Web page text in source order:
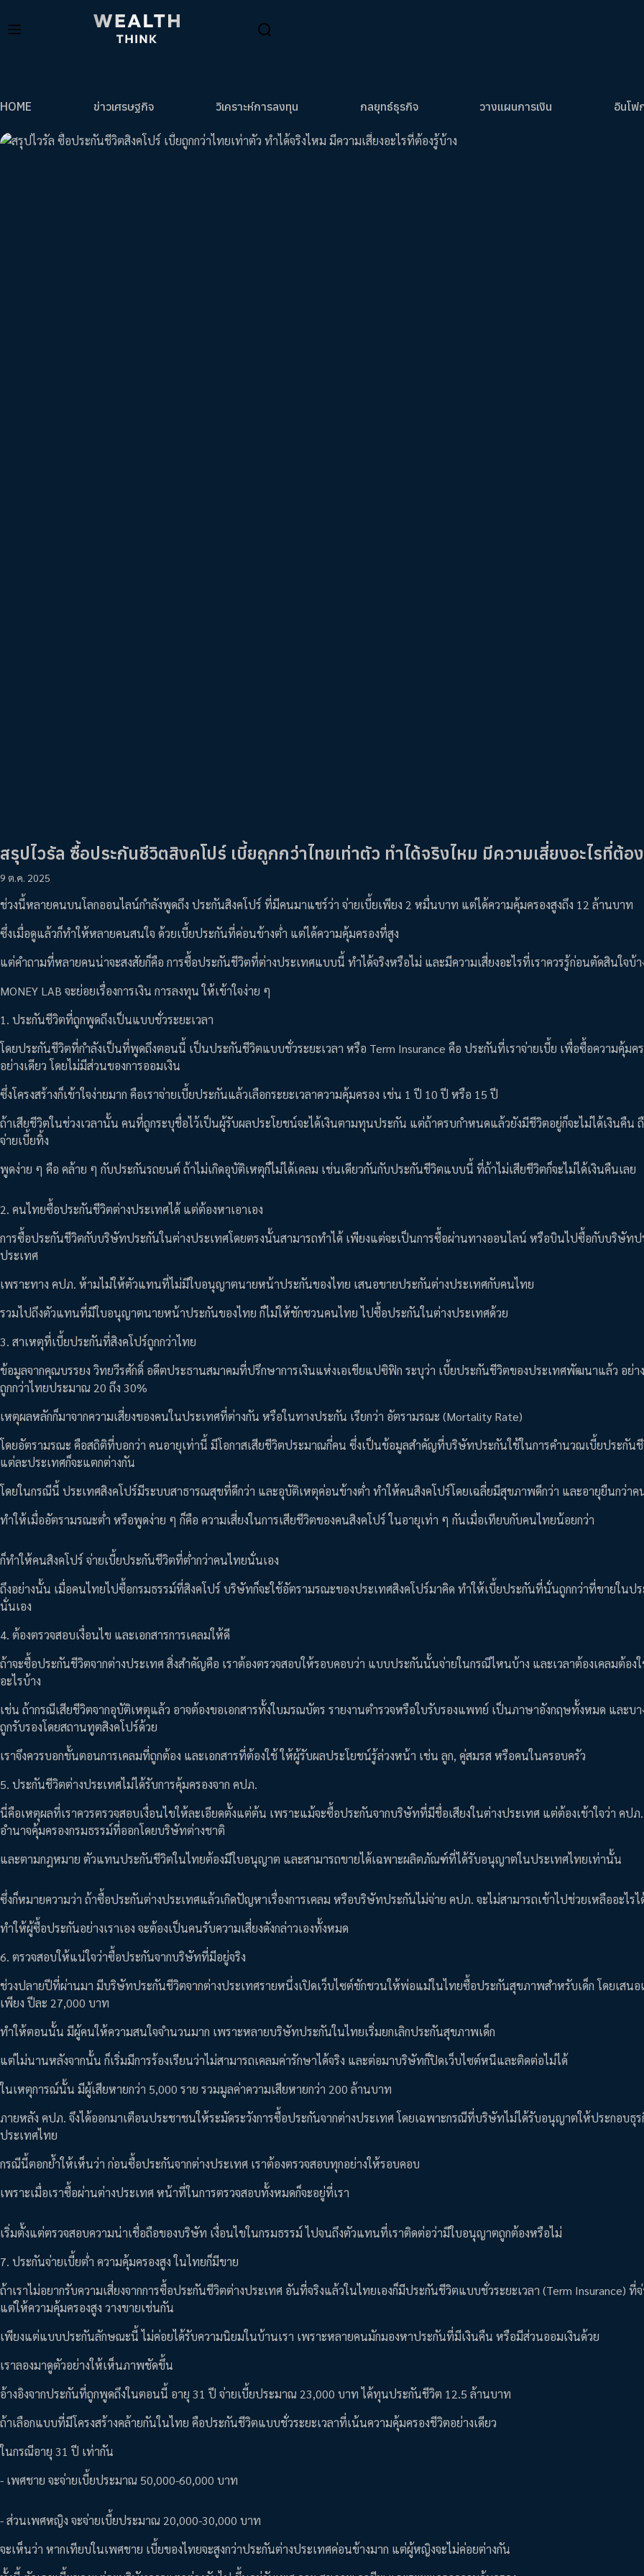
HOME ข่าวเศรษฐกิจ วิเคราะห์การลงทุน กลยุทธ์ธุรกิจ วางแผนการเงิน อินโฟ
สรุปไวรัล ซื้อประกันชีวิตสิงคโปร์ เบี้ยถูกกว่าไทยเท่าตัว ทำได้จริงไหม มีความเสี่ยงอะไรที่ต้อ
9 ต.ค. 2025
ช่วงนี้หลายคนบนโลกออนไลน์กำลังพูดถึง ประกันสิงคโปร์ ที่มีคนมาแชร์ว่า จ่ายเบี้ยเพียง 2 หมื่นบาท แต่ได้ความคุ้มครองสูงถึง 12 ล้านบาท
ซึ่งเมื่อดูแล้วก็ทำให้หลายคนสนใจ ด้วยเบี้ยประกันที่ค่อนข้างต่ำ แต่ได้ความคุ้มครองที่สูง
แต่คำถามที่หลายคนน่าจะสงสัยก็คือ การซื้อประกันชีวิตที่ต่างประเทศแบบนี้ ทำได้จริงหรือไม่ และมีความเสี่ยงอะไรที่เราควรรู้ก่อนตัดสินใจบ้า
MONEY LAB จะย่อยเรื่องการเงิน การลงทุน ให้เข้าใจง่าย ๆ
1. ประกันชีวิตที่ถูกพูดถึงเป็นแบบชั่วระยะเวลา
โดยประกันชีวิตที่กำลังเป็นที่พูดถึงตอนนี้ เป็นประกันชีวิตแบบชั่วระยะเวลา หรือ Term Insurance คือ ประกันที่เราจ่ายเบี้ย เพื่อซื้อความคุ้มค
อย่างเดียว โดยไม่มีส่วนของการออมเงิน
ซึ่งโครงสร้างก็เข้าใจง่ายมาก คือเราจ่ายเบี้ยประกันแล้วเลือกระยะเวลาความคุ้มครอง เช่น 1 ปี 10 ปี หรือ 15 ปี
ถ้าเสียชีวิตในช่วงเวลานั้น คนที่ถูกระบุชื่อไว้เป็นผู้รับผลประโยชน์จะได้เงินตามทุนประกัน แต่ถ้าครบกำหนดแล้วยังมีชีวิตอยู่ก็จะไม่ได้เงินคืน
จ่ายเบี้ยทิ้ง
พูดง่าย ๆ คือ คล้าย ๆ กับประกันรถยนต์ ถ้าไม่เกิดอุบัติเหตุก็ไม่ได้เคลม เช่นเดียวกันกับประกันชีวิตแบบนี้ ที่ถ้าไม่เสียชีวิตก็จะไม่ได้เงินคืนเลย
2. คนไทยซื้อประกันชีวิตต่างประเทศได้ แต่ต้องหาเอาเอง
การซื้อประกันชีวิตกับบริษัทประกันในต่างประเทศโดยตรงนั้นสามารถทำได้ เพียงแต่จะเป็นการซื้อผ่านทางออนไลน์ หรือบินไปซื้อกับบริษัทป
ประเทศ
เพราะทาง คปภ. ห้ามไม่ให้ตัวแทนที่ไม่มีใบอนุญาตนายหน้าประกันของไทย เสนอขายประกันต่างประเทศกับคนไทย
รวมไปถึงตัวแทนที่มีใบอนุญาตนายหน้าประกันของไทย ก็ไม่ให้ชักชวนคนไทย ไปซื้อประกันในต่างประเทศด้วย
3. สาเหตุที่เบี้ยประกันที่สิงคโปร์ถูกกว่าไทย
ข้อมูลจากคุณบรรยง วิทยวีรศักดิ์ อดีตประธานสมาคมที่ปรึกษาการเงินแห่งเอเชียแปซิฟิก ระบุว่า เบี้ยประกันชีวิตของประเทศพัฒนาแล้ว อย่า
ถูกกว่าไทยประมาณ 20 ถึง 30%
เหตุผลหลักก็มาจากความเสี่ยงของคนในประเทศที่ต่างกัน หรือในทางประกัน เรียกว่า อัตรามรณะ (Mortality Rate)
โดยอัตรามรณะ คือสถิติที่บอกว่า คนอายุเท่านี้ มีโอกาสเสียชีวิตประมาณกี่คน ซึ่งเป็นข้อมูลสำคัญที่บริษัทประกันใช้ในการคำนวณเบี้ยประกัน
แต่ละประเทศก็จะแตกต่างกัน
โดยในกรณีนี้ ประเทศสิงคโปร์มีระบบสาธารณสุขที่ดีกว่า และอุบัติเหตุค่อนข้างต่ำ ทำให้คนสิงคโปร์โดยเฉลี่ยมีสุขภาพดีกว่า และอายุยืนกว่าค
ทำให้เมื่ออัตรามรณะต่ำ หรือพูดง่าย ๆ ก็คือ ความเสี่ยงในการเสียชีวิตของคนสิงคโปร์ ในอายุเท่า ๆ กันเมื่อเทียบกับคนไทยน้อยกว่า
ก็ทำให้คนสิงคโปร์ จ่ายเบี้ยประกันชีวิตที่ต่ำกว่าคนไทยนั่นเอง
ถึงอย่างนั้น เมื่อคนไทยไปซื้อกรมธรรม์ที่สิงคโปร์ บริษัทก็จะใช้อัตรามรณะของประเทศสิงคโปร์มาคิด ทำให้เบี้ยประกันที่นั่นถูกกว่าที่ขายในป
นั่นเอง
4. ต้องตรวจสอบเงื่อนไข และเอกสารการเคลมให้ดี
ถ้าจะซื้อประกันชีวิตจากต่างประเทศ สิ่งสำคัญคือ เราต้องตรวจสอบให้รอบคอบว่า แบบประกันนั้นจ่ายในกรณีไหนบ้าง และเวลาต้องเคลมต้องใ
อะไรบ้าง
เช่น ถ้ากรณีเสียชีวิตจากอุบัติเหตุแล้ว อาจต้องขอเอกสารทั้งใบมรณบัตร รายงานตำรวจหรือใบรับรองแพทย์ เป็นภาษาอังกฤษทั้งหมด และบา
ถูกรับรองโดยสถานทูตสิงคโปร์ด้วย
เราจึงควรบอกขั้นตอนการเคลมที่ถูกต้อง และเอกสารที่ต้องใช้ ให้ผู้รับผลประโยชน์รู้ล่วงหน้า เช่น ลูก, คู่สมรส หรือคนในครอบครัว
5. ประกันชีวิตต่างประเทศไม่ได้รับการคุ้มครองจาก คปภ.
นี่คือเหตุผลที่เราควรตรวจสอบเงื่อนไขให้ละเอียดตั้งแต่ต้น เพราะแม้จะซื้อประกันจากบริษัทที่มีชื่อเสียงในต่างประเทศ แต่ต้องเข้าใจว่า คปภ
อำนาจคุ้มครองกรมธรรม์ที่ออกโดยบริษัทต่างชาติ
และตามกฎหมาย ตัวแทนประกันชีวิตในไทยต้องมีใบอนุญาต และสามารถขายได้เฉพาะผลิตภัณฑ์ที่ได้รับอนุญาตในประเทศไทยเท่านั้น
ซึ่งก็หมายความว่า ถ้าซื้อประกันต่างประเทศแล้วเกิดปัญหาเรื่องการเคลม หรือบริษัทประกันไม่จ่าย คปภ. จะไม่สามารถเข้าไปช่วยเหลืออะไรไ
ทำให้ผู้ซื้อประกันอย่างเราเอง จะต้องเป็นคนรับความเสี่ยงดังกล่าวเองทั้งหมด
6. ตรวจสอบให้แน่ใจว่าซื้อประกันจากบริษัทที่มีอยู่จริง
ช่วงปลายปีที่ผ่านมา มีบริษัทประกันชีวิตจากต่างประเทศรายหนึ่งเปิดเว็บไซต์ชักชวนให้พ่อแม่ในไทยซื้อประกันสุขภาพสำหรับเด็ก โดยเสนอ
เพียง ปีละ 27,000 บาท
ทำให้ตอนนั้น มีผู้คนให้ความสนใจจำนวนมาก เพราะหลายบริษัทประกันในไทยเริ่มยกเลิกประกันสุขภาพเด็ก
แต่ไม่นานหลังจากนั้น ก็เริ่มมีการร้องเรียนว่าไม่สามารถเคลมค่ารักษาได้จริง และต่อมาบริษัทก็ปิดเว็บไซต์หนีและติดต่อไม่ได้
ในเหตุการณ์นั้น มีผู้เสียหายกว่า 5,000 ราย รวมมูลค่าความเสียหายกว่า 200 ล้านบาท
ภายหลัง คปภ. จึงได้ออกมาเตือนประชาชนให้ระมัดระวังการซื้อประกันจากต่างประเทศ โดยเฉพาะกรณีที่บริษัทไม่ได้รับอนุญาตให้ประกอบธุร
ประเทศไทย
กรณีนี้ตอกย้ำให้เห็นว่า ก่อนซื้อประกันจากต่างประเทศ เราต้องตรวจสอบทุกอย่างให้รอบคอบ
เพราะเมื่อเราซื้อผ่านต่างประเทศ หน้าที่ในการตรวจสอบทั้งหมดก็จะอยู่ที่เรา
เริ่มตั้งแต่ตรวจสอบความน่าเชื่อถือของบริษัท เงื่อนไขในกรมธรรม์ ไปจนถึงตัวแทนที่เราติดต่อว่ามีใบอนุญาตถูกต้องหรือไม่
7. ประกันจ่ายเบี้ยต่ำ ความคุ้มครองสูง ในไทยก็มีขาย
ถ้าเราไม่อยากรับความเสี่ยงจากการซื้อประกันชีวิตต่างประเทศ อันที่จริงแล้วในไทยเองก็มีประกันชีวิตแบบชั่วระยะเวลา (Term Insurance) ที่
แต่ให้ความคุ้มครองสูง วางขายเช่นกัน
เพียงแต่แบบประกันลักษณะนี้ ไม่ค่อยได้รับความนิยมในบ้านเรา เพราะหลายคนมักมองหาประกันที่มีเงินคืน หรือมีส่วนออมเงินด้วย
เราลองมาดูตัวอย่างให้เห็นภาพชัดขึ้น
อ้างอิงจากประกันที่ถูกพูดถึงในตอนนี้ อายุ 31 ปี จ่ายเบี้ยประมาณ 23,000 บาท ได้ทุนประกันชีวิต 12.5 ล้านบาท
ถ้าเลือกแบบที่มีโครงสร้างคล้ายกันในไทย คือประกันชีวิตแบบชั่วระยะเวลาที่เน้นความคุ้มครองชีวิตอย่างเดียว
ในกรณีอายุ 31 ปี เท่ากัน
- เพศชาย จะจ่ายเบี้ยประมาณ 50,000-60,000 บาท
- ส่วนเพศหญิง จะจ่ายเบี้ยประมาณ 20,000-30,000 บาท
จะเห็นว่า หากเทียบในเพศชาย เบี้ยของไทยจะสูงกว่าประกันต่างประเทศค่อนข้างมาก แต่ผู้หญิงจะไม่ค่อยต่างกัน